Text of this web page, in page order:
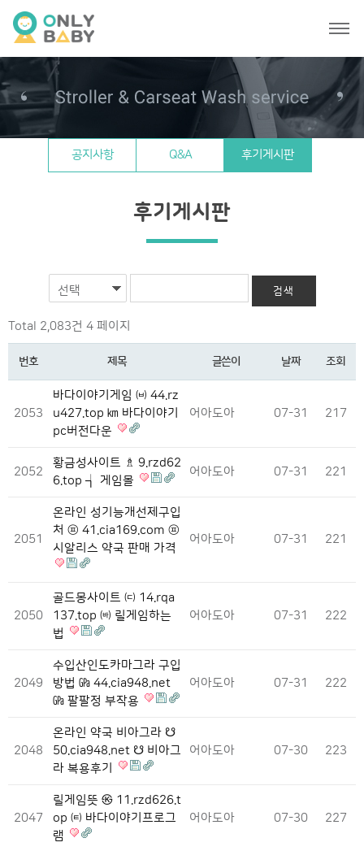
공지사항 Q&A 후기게시판
후기게시판
선택
Total 2,083건 4 페이지
번호 제목 글쓴이 날짜 조회
2053
바다이야기게임 ㈅ 44.rz
u427.top ㎞ 바다이야기
pc버전다운
어아도아 07-31 217
2052
황금성사이트 ♗ 9.rzd62
6.top ┪ 게임몰
어아도아 07-31 221
2051
온라인 성기능개선제구입
처 ㉬ 41.cia169.com ㉬
시알리스 약국 판매 가격
어아도아 07-31 221
2050
골드몽사이트 ㈂ 14.rqa
137.top ㈓ 릴게임하는
법
어아도아 07-31 222
2049
수입산인도카마그라 구입
방법 ㎬ 44.cia948.net
㎬ 팔팔정 부작용
어아도아 07-31 222
2048
온라인 약국 비아그라 ☋
50.cia948.net ☋ 비아그
라 복용후기
어아도아 07-30 223
2047
릴게임뜻 ㉿ 11.rzd626.t
op ㈋ 바다이야기프로그
램
어아도아 07-30 227